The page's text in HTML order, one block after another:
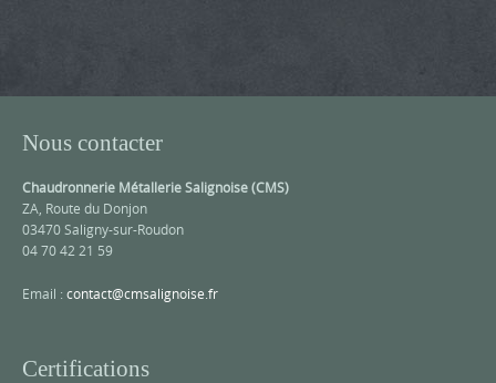
Nous contacter
Chaudronnerie Métallerie Salignoise (CMS)
ZA, Route du Donjon
03470 Saligny-sur-Roudon
04 70 42 21 59
Email : contact@cmsalignoise.fr
Certifications